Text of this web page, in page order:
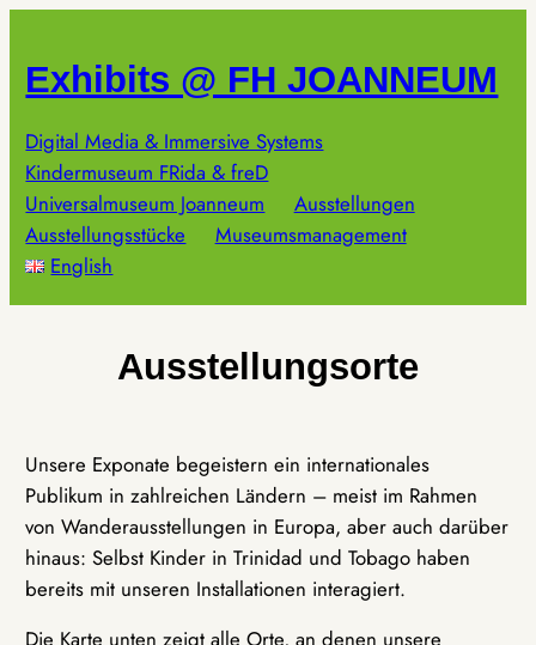
springen
Exhibits @ FH JOANNEUM
Digital Media & Immersive Systems
Kindermuseum FRida & freD
Universalmuseum Joanneum
Ausstellungen
Ausstellungsstücke
Museumsmanagement
English
Ausstellungsorte
Unsere Exponate begeistern ein internationales
Publikum in zahlreichen Ländern – meist im Rahmen
von Wanderausstellungen in Europa, aber auch darüber
hinaus: Selbst Kinder in Trinidad und Tobago haben
bereits mit unseren Installationen interagiert.